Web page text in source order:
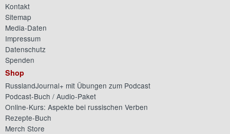
Kontakt
Sitemap
Media-Daten
Impressum
Datenschutz
Spenden
Shop
RusslandJournal+ mit Übungen zum Podcast
Podcast-Buch / Audio-Paket
Online-Kurs: Aspekte bei russischen Verben
Rezepte-Buch
Merch Store